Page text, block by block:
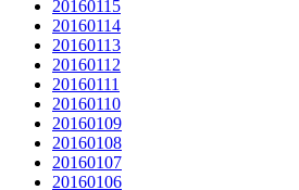
20160115
20160114
20160113
20160112
20160111
20160110
20160109
20160108
20160107
20160106